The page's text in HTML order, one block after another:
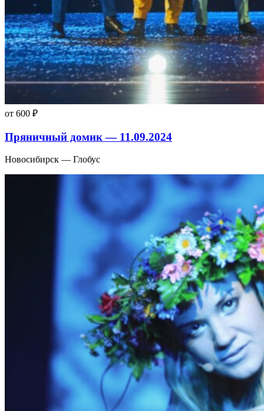
от 600 ₽
Пряничный домик — 11.09.2024
Новосибирск — Глобус